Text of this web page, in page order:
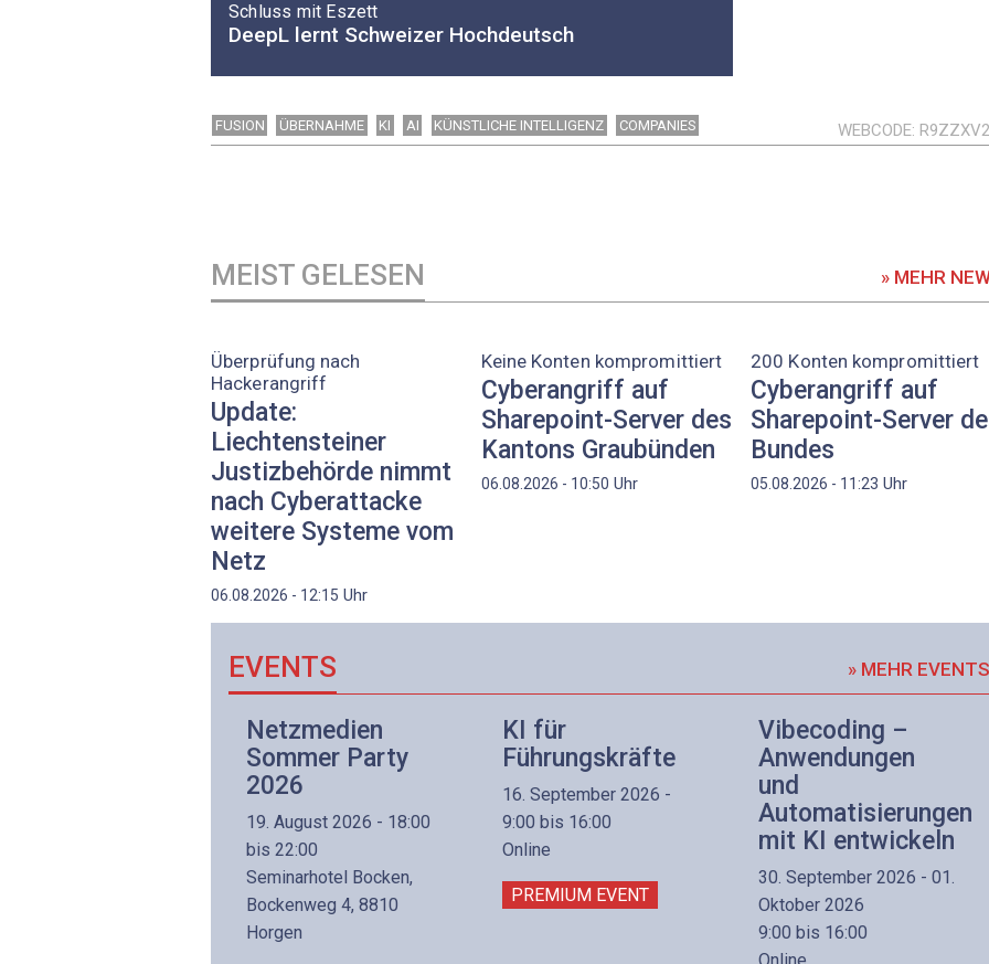
Schluss mit Eszett
DeepL lernt Schweizer Hochdeutsch
FUSION ÜBERNAHME KI AI KÜNSTLICHE INTELLIGENZ COMPANIES WEBCODE
MEIST GELESEN » MEHR
Überprüfung nach
Hackerangriff
Update:
Liechtensteiner
Justizbehörde nimmt
nach Cyberattacke
weitere Systeme vom
Netz
06.08.2026 - 12:15 Uhr
Keine Konten kompromittiert
Cyberangriff auf
Sharepoint-Server des
Kantons Graubünden
06.08.2026 - 10:50 Uhr
200 Konten kompromittiert
Cyberangriff auf
Sharepoint-Server
Bundes
05.08.2026 - 11:23 Uhr
EVENTS » MEHR EVENTS
Netzmedien
Sommer Party
2026
19. August 2026 - 18:00
bis 22:00
Seminarhotel Bocken,
Bockenweg 4, 8810
Horgen
KI für
Führungskräfte
16. September 2026 -
9:00 bis 16:00
Online
PREMIUM EVENT
Vibecoding –
Anwendungen
und
Automatisierungen
mit KI entwickeln
30. September 2026 - 01.
Oktober 2026
9:00 bis 16:00